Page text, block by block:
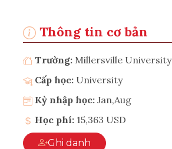
Thông tin cơ bản
Trường: Millersville University
Cấp học: University
Kỳ nhập học: Jan,Aug
Học phí: 15,363 USD
Ghi danh